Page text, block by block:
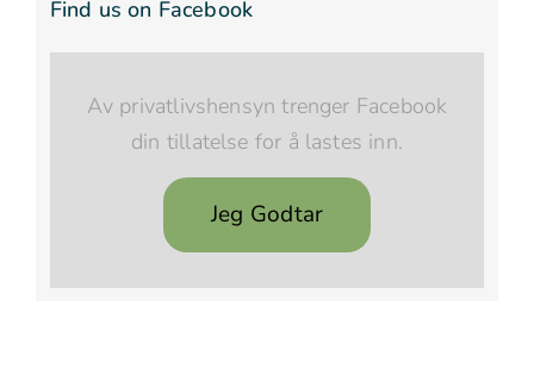
Find us on Facebook
Av privatlivshensyn trenger Facebook
din tillatelse for å lastes inn.
Jeg Godtar